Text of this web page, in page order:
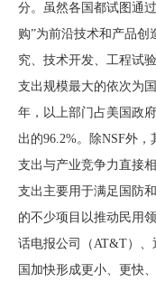
分。虽然各国都试图通
购”为前沿技术和产品
究、技术开发、工程试
支出规模最大的依次为
年，以上部门占美国政
出的96.2%。除NSF外
支出与产业竞争力直接
支出主要用于满足国防
的不少项目以推动民用
话电报公司（AT&T）
国加快形成更小、更快